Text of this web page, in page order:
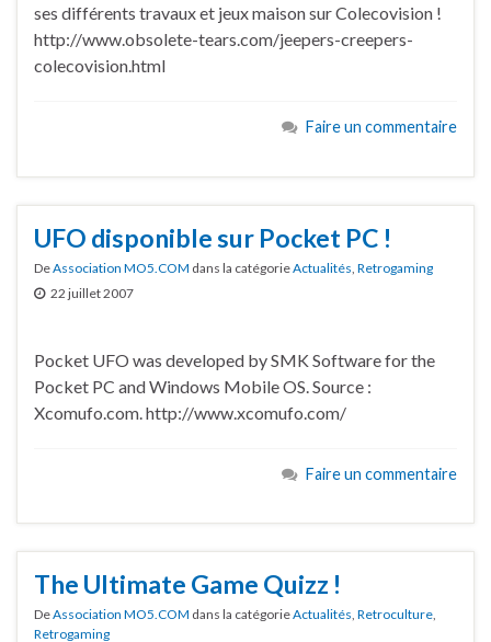
ses différents travaux et jeux maison sur Colecovision !
http://www.obsolete-tears.com/jeepers-creepers-
colecovision.html
Faire un commentaire
UFO disponible sur Pocket PC !
DeAssociation MO5.COM dans la catégorieActualités Retrogaming
22 juillet 2007
Pocket UFO was developed by SMK Software for the
Pocket PC and Windows Mobile OS. Source :
Xcomufo.com. http://www.xcomufo.com/
Faire un commentaire
The Ultimate Game Quizz !
DeAssociation MO5.COM dans la catégorieActualités, Retroculture,
Retrogaming